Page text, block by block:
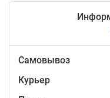
Самовывоз
Курьер